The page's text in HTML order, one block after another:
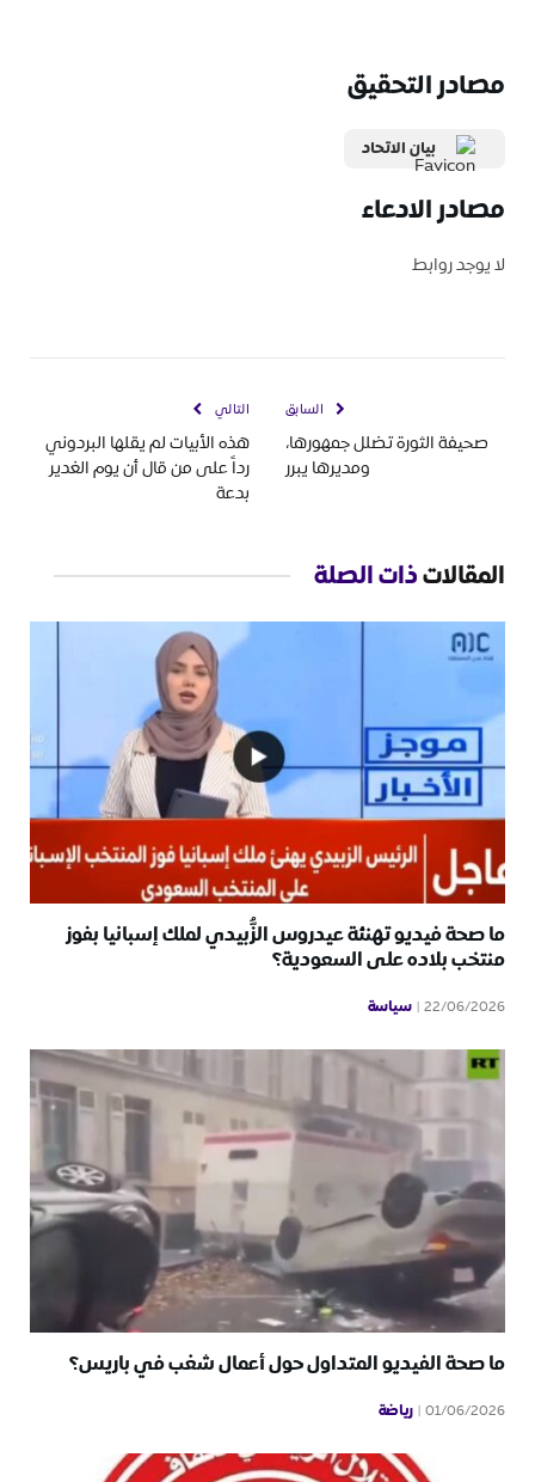
مصادر التحقيق
بيان الاتحاد
مصادر الادعاء
لا يوجد روابط
السابق
صحيفة الثورة تضلل جمهورها،
ومديرها يبرر
التالي
هذه الأبيات لم يقلها البردوني
رداً على من قال أن يوم الغدير
بدعة
المقالاتذات الصلة
ما صحة فيديو تهنئة عيدروس الزُّبيدي لملك إسبانيا بفوز
منتخب بلاده على السعودية؟
22/06/2026 سياسة
ما صحة الفيديو المتداول حول أعمال شغب في باريس؟
01/06/2026 رياضة